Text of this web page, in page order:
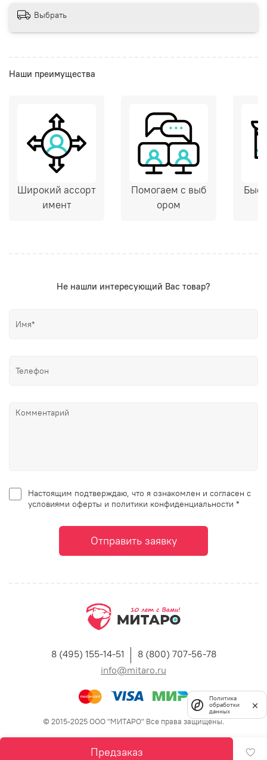
Предзаказ
Выбрать
Наши преимущества
Широкий ассорт
имент
Помогаем с выб
ором
Не нашли интересующий Вас товар?
Настоящим подтверждаю, что я ознакомлен и согласен с
условиями оферты и политики конфиденциальности *
Отправить заявку
8 (495) 155-14-51
8 (800) 707-56-78
info@mitaro.ru
© 2015-2025 ООО "МИТАРО" Все права защищены.
Политика
обработки
данных